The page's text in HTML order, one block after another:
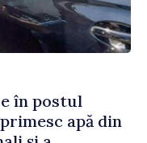
în postul
apă din